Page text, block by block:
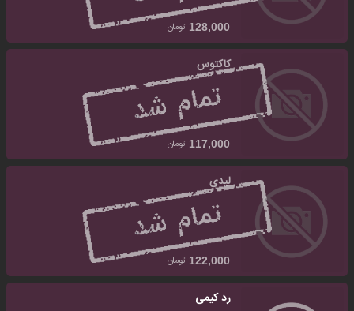
128,000 تومان
کاکتوس
117,000 تومان
لیدی
122,000 تومان
رد کیمی